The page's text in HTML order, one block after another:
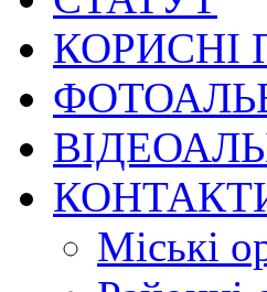
КОРИСНІ
Міські